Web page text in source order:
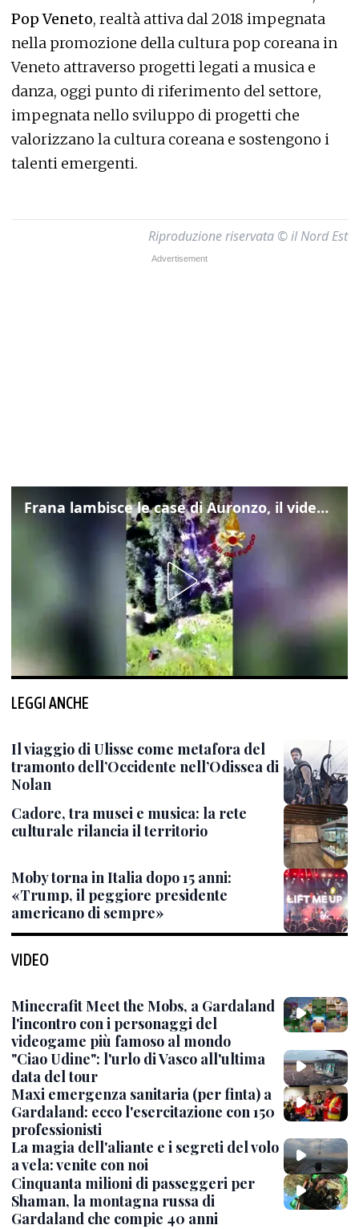
Pop Veneto, realtà attiva dal 2018 impegnata
nella promozione della cultura pop coreana in
Veneto attraverso progetti legati a musica e
danza, oggi punto di riferimento del settore,
impegnata nello sviluppo di progetti che
valorizzano la cultura coreana e sostengono i
talenti emergenti.
Riproduzione riservata © il Nord Est
Frana lambisce le case di Auronzo, il video dall'elicottero dei vigili del fuoco
LEGGI ANCHE
Il viaggio di Ulisse come metafora del
tramonto dell’Occidente nell’Odissea di
Nolan
Cadore, tra musei e musica: la rete
culturale rilancia il territorio
Moby torna in Italia dopo 15 anni:
«Trump, il peggiore presidente
americano di sempre»
VIDEO
Minecrafit Meet the Mobs, a Gardaland
l'incontro con i personaggi del
videogame più famoso al mondo
"Ciao Udine": l'urlo di Vasco all'ultima
data del tour
Maxi emergenza sanitaria (per finta) a
Gardaland: ecco l'esercitazione con 150
professionisti
La magia dell'aliante e i segreti del volo
a vela: venite con noi
Cinquanta milioni di passeggeri per
Shaman, la montagna russa di
Gardaland che compie 40 anni